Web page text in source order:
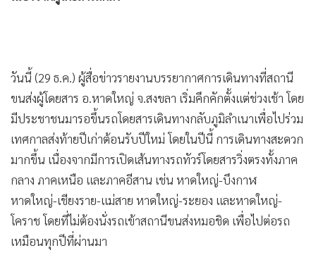
• SMEs
• หุ้น
• อินโดจีน
• กองทุนรวม
• Celeb Online
• Factcheck
• ญี่ปุ่น
News1
Gotomanager
มีประชาชนมารอขึ้นรถโดยสารเดินทางกลับภูมิลำเนาเพื่อไปร่วม
เทศกาลส่งท้ายปีเก่าต้อนรับปีใหม่ โดยในปีนี้ การเดินทางสะดวก
มากขึ้น เนื่องจากมีการเปิดเส้นทางรถทัวร์โดยสารวิ่งตรงทั้งภาค
กลาง ภาคเหนือ และภาคอีสาน เช่น หาดใหญ่-บึงกาฬ
หาดใหญ่-เชียงราย-แม่สาย หาดใหญ่-ระยอง และหาดใหญ่-
โคราช โดยที่ไม่ต้องนั่งรถเข้าสถานีขนส่งหมอชิด เพื่อไปต่อรถ
เหมือนทุกปีที่ผ่านมา
ซึ่งทำให้ในปีนี้การเดินทางสายใต้เส้นทางหาดใหญ่-กรุงเทพฯ